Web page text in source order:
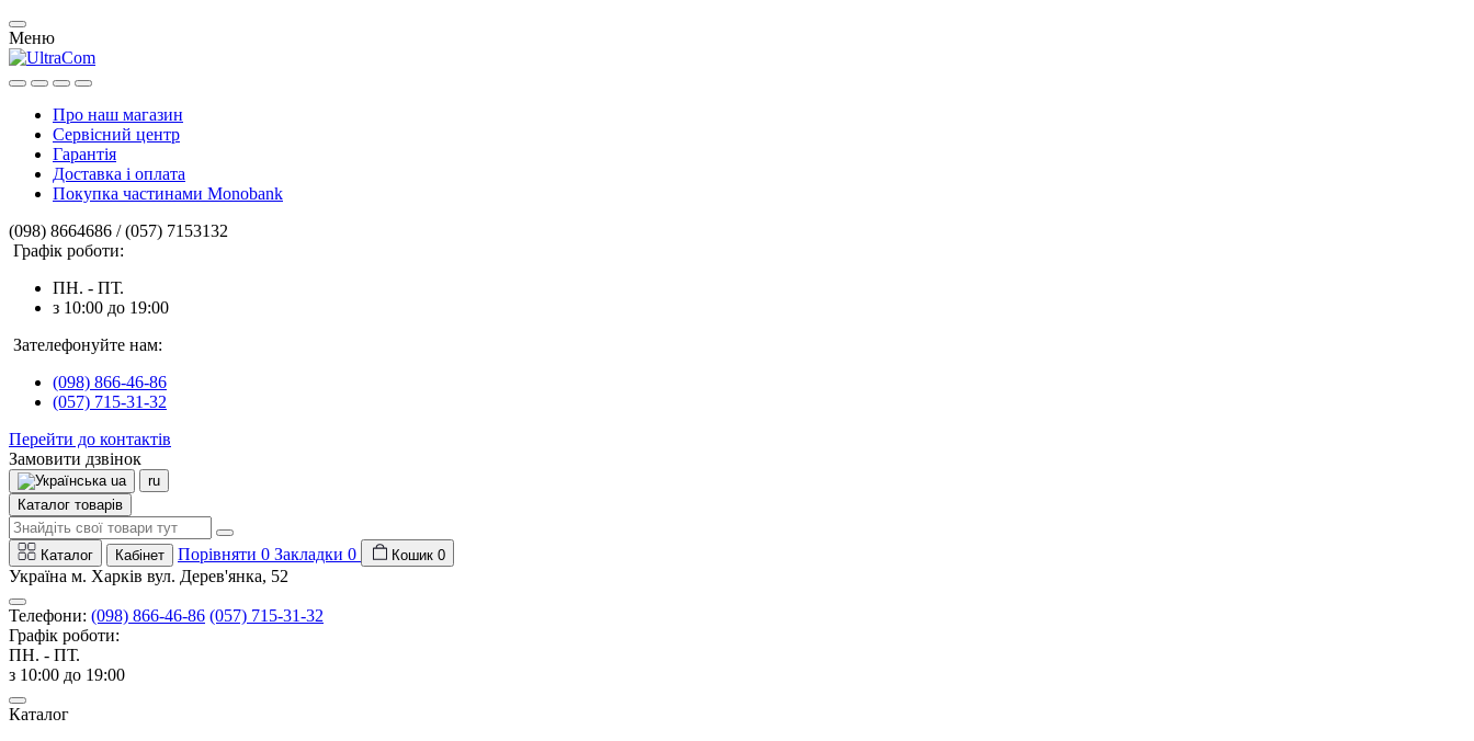
Меню
Про наш магазин
Сервісний центр
Гарантія
Доставка і оплата
Покупка частинами Monobank
(098) 8664686 / (057) 7153132
Графік роботи:
ПН. - ПТ.
з 10:00 до 19:00
Зателефонуйте нам:
(098) 866-46-86
(057) 715-31-32
Перейти до контактів
Замовити дзвінок
ua
ru
Каталог товарів
Каталог Кабінет Порівняти 0 Закладки 0 Кошик 0
Україна м. Харків вул. Дерев'янка, 52
Телефони: (098) 866-46-86 (057) 715-31-32
Графік роботи:
ПН. - ПТ.
з 10:00 до 19:00
Каталог